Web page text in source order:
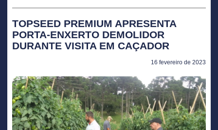
TOPSEED PREMIUM APRESENTA
PORTA-ENXERTO DEMOLIDOR
DURANTE VISITA EM CAÇADOR
16 fevereiro de 2023